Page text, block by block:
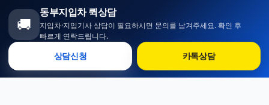
:minhoh1@naver.com
카카오톡 오픈채팅 :
https://open.kakao.com/o/sqlsXOji
Copyright ⓒ 동부 지입차 All rights reserved.
🚚
동부지입차 퀵상담
지입차·지입기사 상담이 필요하시면 문의를 남겨주세요. 확인 후
빠르게 연락드립니다.
상담신청 카톡상담